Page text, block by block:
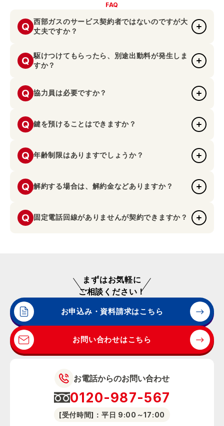
FAQ
Q 西部ガスのサービス契約者ではないのですが大
丈夫ですか？
A
はい。どなたでもご契約できますので、ご安心下さい。
（一部ご利用いただけない地域がございます）
Q 駆けつけてもらったら、別途出動料が発生しま
すか？
A
いいえ。当社のサービスは月額利用料のみで出動料は発生し
Q 協力員は必要ですか？
A
いいえ。当社のサービスは警備員が駆けつけますので緊急連
Q 鍵を預けることはできますか？
A
はい。緊急時対応のため必ず鍵をお預かりしております。お
Q 年齢制限はありますでしょうか？
A いいえ。当社のサービスに年齢制限はありません。
Q 解約する場合は、解約金などありますか？
A
いいえ。当社のサービスは、いつ解約しても解約金は発生し
Q 固定電話回線がありませんが契約できますか？
まずはお気軽に
ご相談ください！
お申込み・資料請求はこちら
お問い合わせはこちら
お電話からのお問い合わせ
0120-987-567
[受付時間]：平日 9:00～17:00